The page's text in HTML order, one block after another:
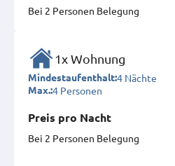
Bei 2 Personen Belegung
1x Wohnung
Mindestaufenthalt:4 Nächte
Max.:4 Personen
Preis pro Nacht
Bei 2 Personen Belegung